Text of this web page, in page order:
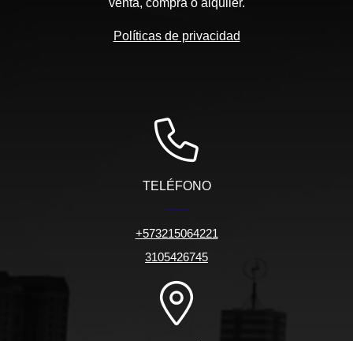
Políticas de privacidad
TELÉFONO
+573215064221
3105426745